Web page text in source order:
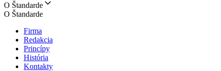
O Štandarde
O Štandarde
Firma
Redakcia
Princípy
História
Kontakty